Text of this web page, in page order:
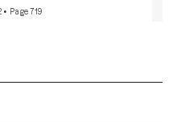
• Page 719